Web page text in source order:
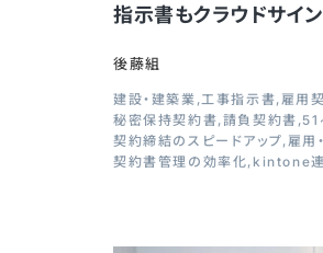
指示書もクラウドサイ
後藤組
建設・建築業 工事指示書 雇用
秘密保持契約書 請負契約書
契約締結のスピードアップ 雇用
契約書管理の効率化 kintone